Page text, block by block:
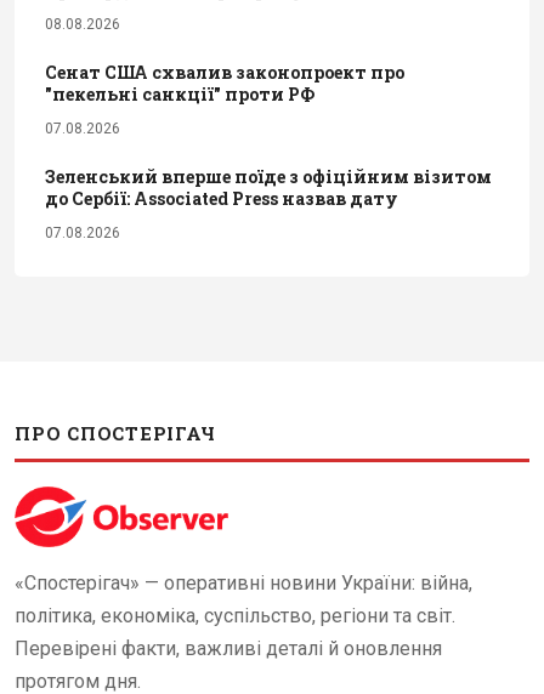
08.08.2026
Сенат США схвалив законопроект про
"пекельні санкції" проти РФ
07.08.2026
Зеленський вперше поїде з офіційним візитом
до Сербії: Associated Press назвав дату
07.08.2026
ПРО СПОСТЕРІГАЧ
«Спостерігач» — оперативні новини України: війна,
політика, економіка, суспільство, регіони та світ.
Перевірені факти, важливі деталі й оновлення
протягом дня.